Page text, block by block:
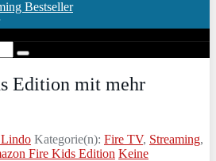
Bestseller
Edition mit mehr
Kategorie(n): Fire TV, Streaming,
Fire Kids Edition Keine